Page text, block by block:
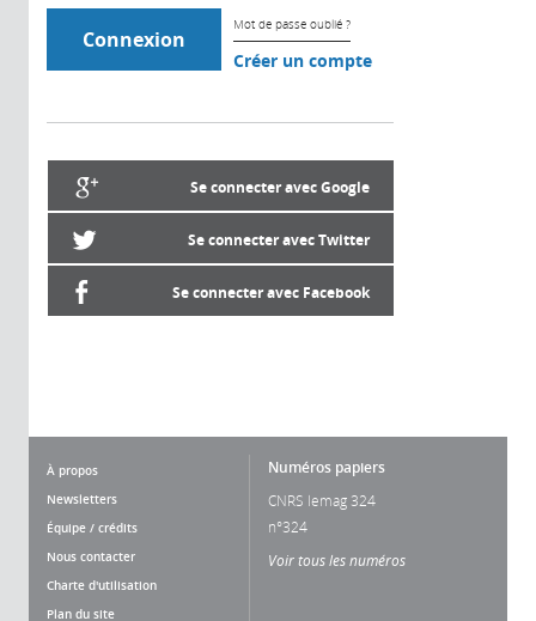
Mot de passe oublié ?
Créer un compte
Se connecter avec Google
Se connecter avec Twitter
Se connecter avec Facebook
À propos
Newsletters
Équipe / crédits
Nous contacter
Charte d'utilisation
Plan du site
Numéros papiers
CNRS lemag 324
n°324
Voir tous les numéros